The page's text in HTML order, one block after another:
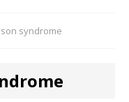
syndrome